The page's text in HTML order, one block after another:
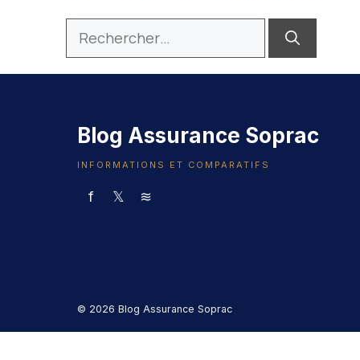
Rechercher :
Blog Assurance Soprac
INFORMATIONS ET COMPARATIFS
f 𝕏 ≋
© 2026 Blog Assurance Soprac